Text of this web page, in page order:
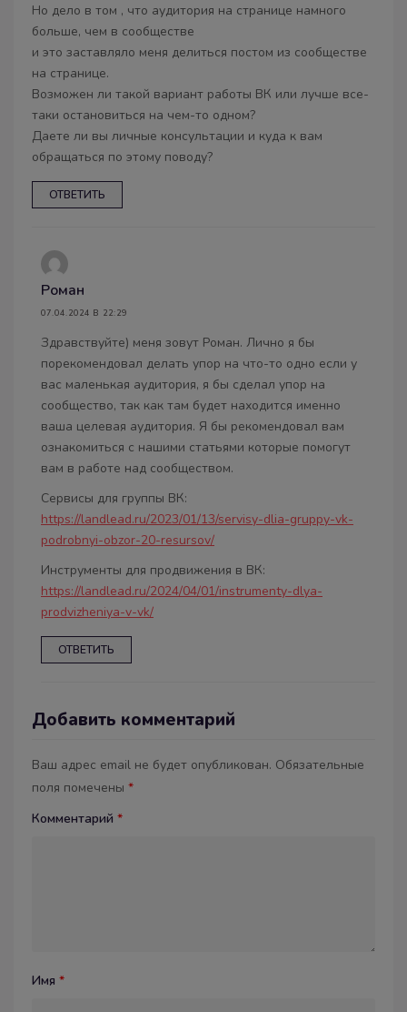
Но дело в том , что аудитория на странице намного
больше, чем в сообществе
и это заставляло меня делиться постом из сообществе
на странице.
Возможен ли такой вариант работы ВК или лучше все-
таки остановиться на чем-то одном?
Даете ли вы личные консультации и куда к вам
обращаться по этому поводу?
ОТВЕТИТЬ
Роман
07.04.2024 В 22:29
Здравствуйте) меня зовут Роман. Лично я бы
порекомендовал делать упор на что-то одно если у
вас маленькая аудитория, я бы сделал упор на
сообщество, так как там будет находится именно
ваша целевая аудитория. Я бы рекомендовал вам
ознакомиться с нашими статьями которые помогут
вам в работе над сообществом.
Сервисы для группы ВК:
https://landlead.ru/2023/01/13/servisy-dlia-gruppy-vk-
podrobnyi-obzor-20-resursov/
Инструменты для продвижения в ВК:
https://landlead.ru/2024/04/01/instrumenty-dlya-
prodvizheniya-v-vk/
ОТВЕТИТЬ
Добавить комментарий
Ваш адрес email не будет опубликован. Обязательные
поля помечены *
Комментарий *
Имя *